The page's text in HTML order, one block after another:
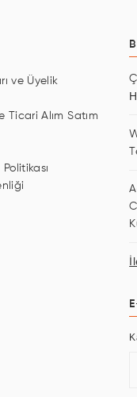
ve Üyelik
Ticari Alım Satım